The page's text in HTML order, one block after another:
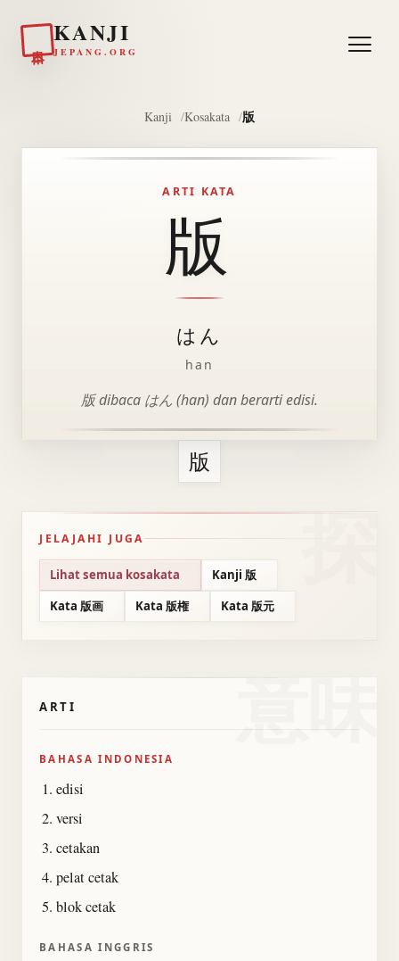
KANJI
JEPANG.ORG
Kanji Kosakata 版
ARTI KATA
版
はん
han
版 dibaca はん (han) dan berarti edisi.
版
JELAJAHI JUGA
Lihat semua kosakata
Kanji 版
Kata 版画
Kata 版権 Kata 版元
意味
ARTI
BAHASA INDONESIA
edisi
versi
cetakan
pelat cetak
blok cetak
BAHASA INGGRIS